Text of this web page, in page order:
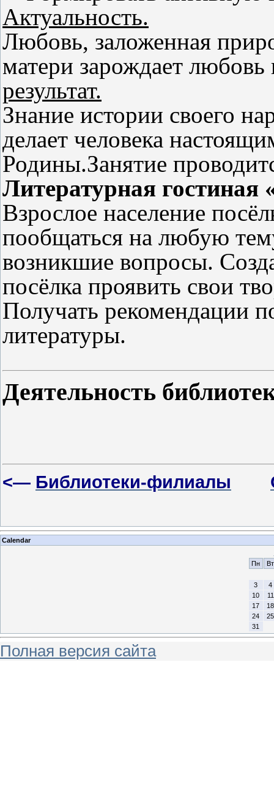
Актуальность.
Любовь, заложенная
матери зарождает
результат.
Знание истории своего
делает человека
Родины.Занятие
Литературная гостиная
Взрослое население
пообщаться на любую
возникшие вопросы.
посёлка проявить свои
Получать рекомендации
литературы.
Деятельность
<— Библиотеки-филиалы
Calendar
Пн
Вт
3
4
10
11
17
18
24
25
31
Полная версия сайта